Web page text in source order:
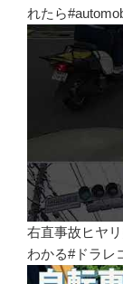
れたら
右直事故ヒヤ
わかる#ドラレ